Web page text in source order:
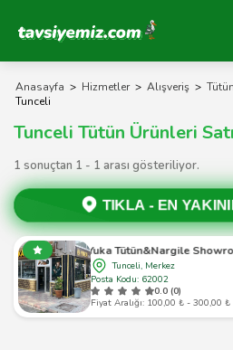
Tavsiyemiz Anasayfa
Anasayfa > Hizmetler > Alışveriş >
Tunceli
Tunceli Tütün Ürünleri
1 sonuçtan 1 - 1 arası gösteriliyor.
TIKLA - EN
Yuka Tütün&Nargile
Tunceli, Merkez
Posta Kodu: 62002
0.0 (0)
Fiyat Aralığı: 100,00 ₺ - 300,00 ₺